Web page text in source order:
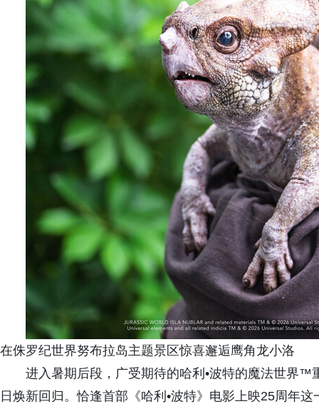
在侏罗纪世界努布拉岛主题景区惊喜邂逅鹰角龙小洛
进入暑期后段，广受期待的哈利•波特的魔法世界
日焕新回归。恰逢首部《哈利•波特》电影上映25周年